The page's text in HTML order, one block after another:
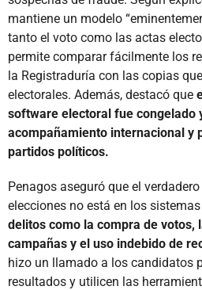
mantiene un modelo
tanto el voto como las actas
permite comparar fácilmente los
la Registraduría con las copias
electorales. Además, destacó que
software electoral fue congelado
acompañamiento internacional y
partidos políticos.
Penagos aseguró que el
elecciones no está en los
delitos como la compra de votos,
campañas y el uso indebido de
hizo un llamado a los candidatos
resultados y utilicen las